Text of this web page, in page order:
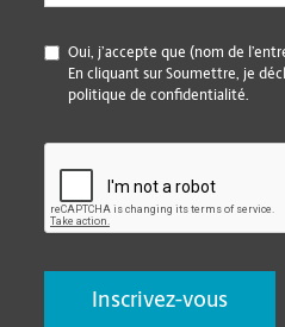
*
Oui, j’accepte que (nom de
En cliquant sur Soumettre, je
politique de confidentialité.